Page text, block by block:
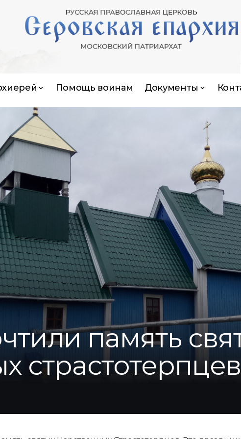
Помощь воинам Документы
память
страстотерпцев